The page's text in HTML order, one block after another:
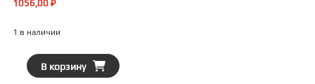
1056,00 ₽
1 в наличии
Количество
товара
В корзину